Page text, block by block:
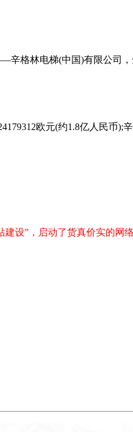
林电梯(中国)有限公司
欧元(约1.8亿人民币);
设”，启动了货真价实的